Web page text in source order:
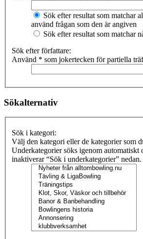
Sök efter resultat som matchar
använd frågan som den är angiven
Sök efter resultat som matchar
Sök efter författare:
Använd * som jokertecken för partiella
Sökalternativ
Sök i kategori:
Välj den kategori eller de kategorier som
Underkategorier söks igenom automatiskt
inaktiverar “Sök i underkategorier” nedan.